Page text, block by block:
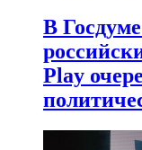
В
Play